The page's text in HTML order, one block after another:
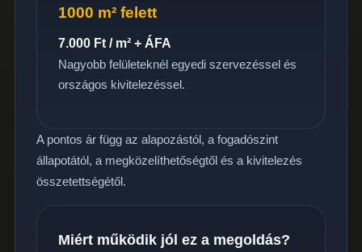
1000 m² felett
7.000 Ft / m² + ÁFA
Nagyobb felületeknél egyedi szervezéssel és
országos kivitelezéssel.
A pontos ár függ az alapozástól, a fogadószint
állapotától, a megközelíthetőségtől és a kivitelezés
összetettségétől.
Miért működik jól ez a megoldás?